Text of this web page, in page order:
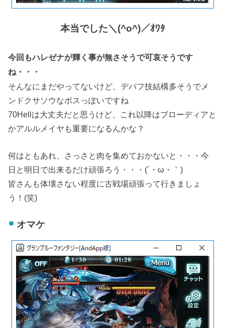
本当でした＼(^o^)／ｵﾜﾀ
今回もハレゼナが輝く事が無さそうで可哀そうです
ね・・・
そんなにまだやってないけど、デバフ技結構多そうでメ
ンドクサソウなボスっぽいですね
70Hellは大丈夫だと思うけど、これ以降はブローディアと
かアルルメイヤも重要になるんかな？
何はともあれ、さっさと肉を集めておかないと・・・今
日と明日で出来るだけ頑張ろう・・・(´・ω・｀)
皆さんも体壊さない程度に古戦場頑張って行きましょ
う！(笑)
オマケ